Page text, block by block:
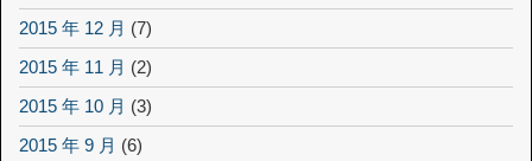
2015 年 12 月 (7)
2015 年 11 月 (2)
2015 年 10 月 (3)
2015 年 9 月 (6)